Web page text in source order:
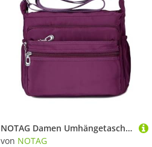
NOTAG Damen Umhängetasche, Wasserdicht Nylon Schultertasche Multi-Tasche Messenger Bag 2 Size (Lila, L)
von NOTAG